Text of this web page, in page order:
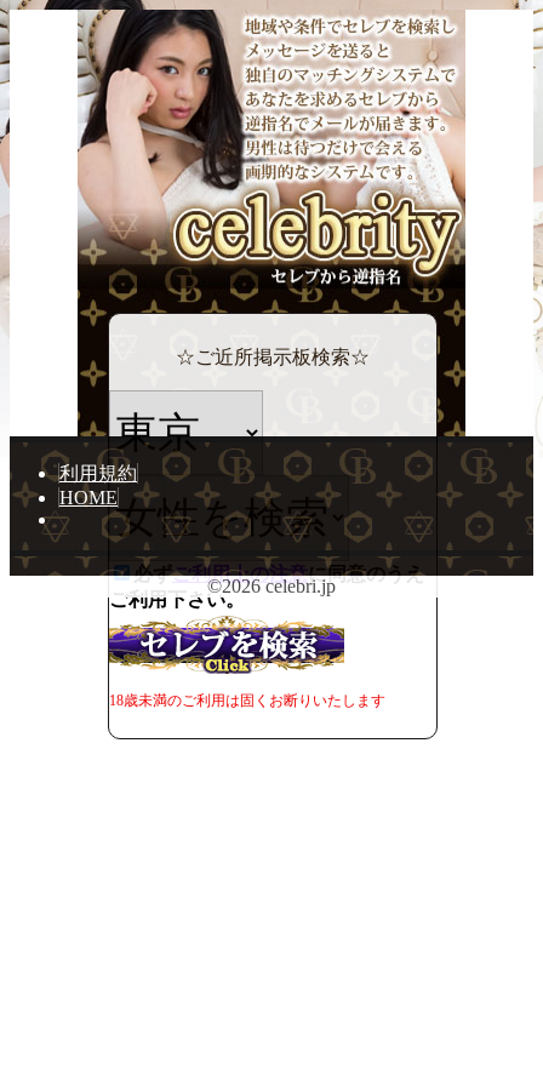
☆ご近所掲示板検索☆
必ずご利用上の注意に同意のうえ
ご利用下さい。
18歳未満のご利用は固くお断りいたします
利用規約
HOME
©2026 celebri.jp